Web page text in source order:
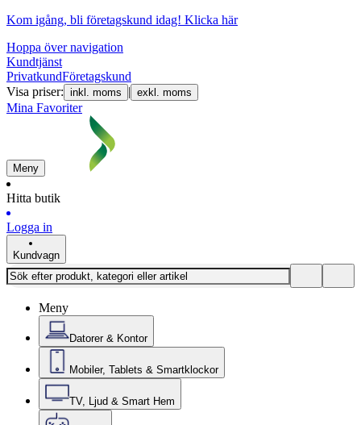
Kom igång, bli företagskund idag! Klicka här
Hoppa över navigation
Kundtjänst
PrivatkundFöretagskund
Visa priser: inkl. moms | exkl. moms
Mina Favoriter
Meny
Hitta butik
Logga in
Kundvagn
Meny
Datorer & Kontor
Mobiler, Tablets & Smartklockor
TV, Ljud & Smart Hem